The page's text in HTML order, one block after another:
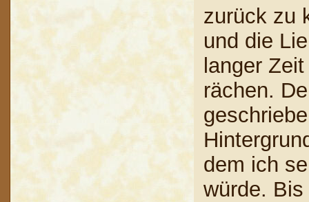
zurück zu
und die
langer
rächen.
dem ich
würde.